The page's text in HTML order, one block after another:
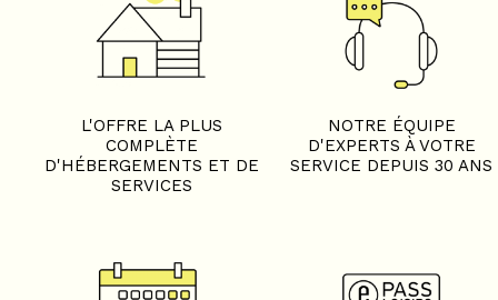
L'OFFRE LA PLUS
COMPLÈTE
D'HÉBERGEMENTS ET DE
SERVICES
NOTRE ÉQUIPE
D'EXPERTS À VOTRE
SERVICE DEPUIS 30 ANS